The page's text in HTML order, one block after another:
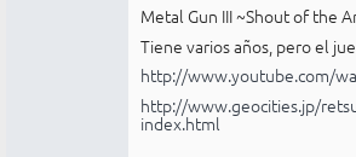
Metal Gun III ~Shout of the
Tiene varios años, pero el
http://www.youtube.com/
http://www.geocities.jp/
index.html